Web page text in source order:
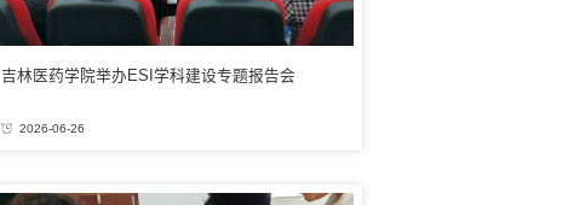
吉林医药学院举办ESI学科建设专题报告会
2026-06-26